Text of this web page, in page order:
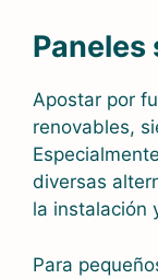
Paneles
Apostar por
renovables,
diversas
la instalación
Para